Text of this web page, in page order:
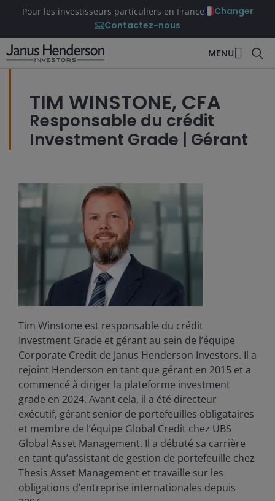
Pour les investisseurs particuliers en France
Changer
Contactez-nous
MENU
TIM WINSTONE, CFA
Responsable du crédit
Investment Grade | Gérant
Tim Winstone est responsable du crédit
Investment Grade et gérant au sein de l’équipe
Corporate Credit de Janus Henderson Investors. Il a
rejoint Henderson en tant que gérant en 2015 et a
commencé à diriger la plateforme investment
grade en 2024. Avant cela, il a été directeur
exécutif, gérant senior de portefeuilles obligataires
et membre de l’équipe Global Credit chez UBS
Global Asset Management. Il a débuté sa carrière
en tant qu’assistant de gestion de portefeuille chez
Thesis Asset Management et travaille sur les
obligations d’entreprise internationales depuis